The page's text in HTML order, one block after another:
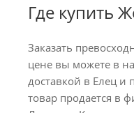
Где купить
Заказать
цене вы можете в
доставкой в Елец и
товар продается в